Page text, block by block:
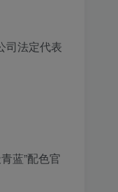
司法定代表
蓝”配色官